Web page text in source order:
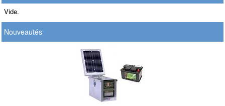
Vide.
Nouveautés